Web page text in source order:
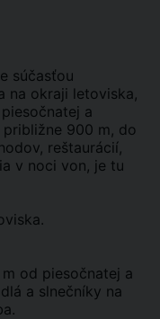
súčasťou
na okraji letoviska,
a
900 m, do
reštaurácií,
v noci von, je tu
od piesočnatej a
a slnečníky na